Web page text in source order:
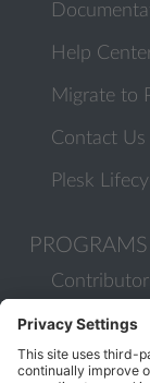
Help
Migrate to
Contact Us
Plesk
PROGRAMS
Contributor
Partner